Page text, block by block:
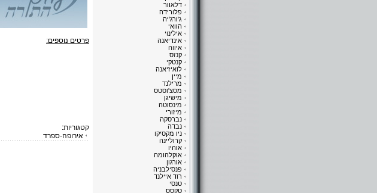
פרטים נוספים:
קטגוריות:
אירופה-ספרד
דלאוור
פלורידה
ג'ורג'יה
הוואי
אילינוי
אינדיאנה
איווה
קנזס
קנטקי
לואיזיאנה
מיין
מרילנד
מסצ'וסטס
מישיגן
מינסוטה
מיזורי
נברסקה
נבדה
ניו מקסיקו
קרוליינה
אוהיו
אוקלהומה
אורגון
פנסילבניה
רוד איילנד
טנסי
טקסס